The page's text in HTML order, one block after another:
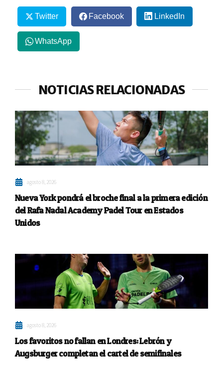
Twitter Facebook LinkedIn
WhatsApp
NOTICIAS RELACIONADAS
agosto 8, 2026
Nueva York pondrá el broche final a la primera edición
del Rafa Nadal Academy Padel Tour en Estados
Unidos
agosto 8, 2026
Los favoritos no fallan en Londres: Lebrón y
Augsburger completan el cartel de semifinales